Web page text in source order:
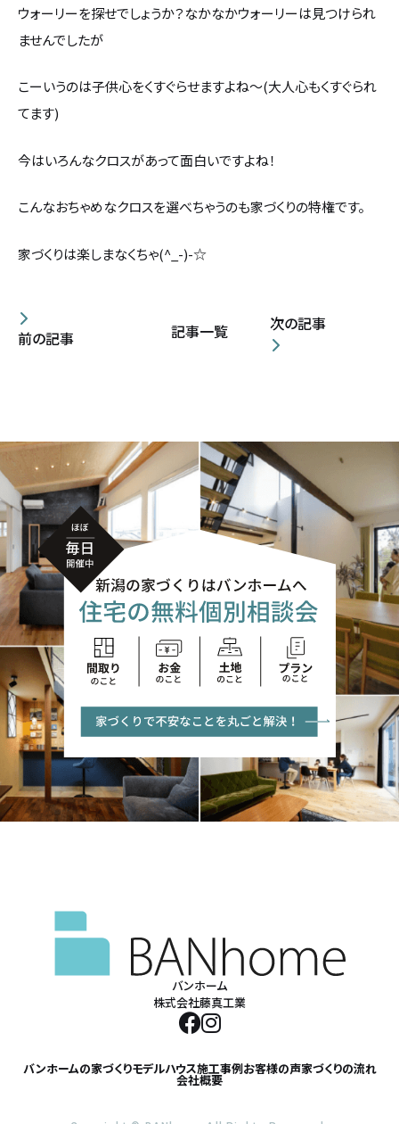
ウォーリーを探せでしょうか？なかなかウォーリーは見つけられ
ませんでしたが
こーいうのは子供心をくすぐらせますよね～(大人心もくすぐられ
てます)
今はいろんなクロスがあって面白いですよね！
こんなおちゃめなクロスを選べちゃうのも家づくりの特権です。
家づくりは楽しまなくちゃ(^_-)-☆
前の記事 記事一覧 次の記事
バンホーム
株式会社藤真工業
バンホームの家づくりモデルハウス施工事例お客様の声家づくりの流れ
会社概要